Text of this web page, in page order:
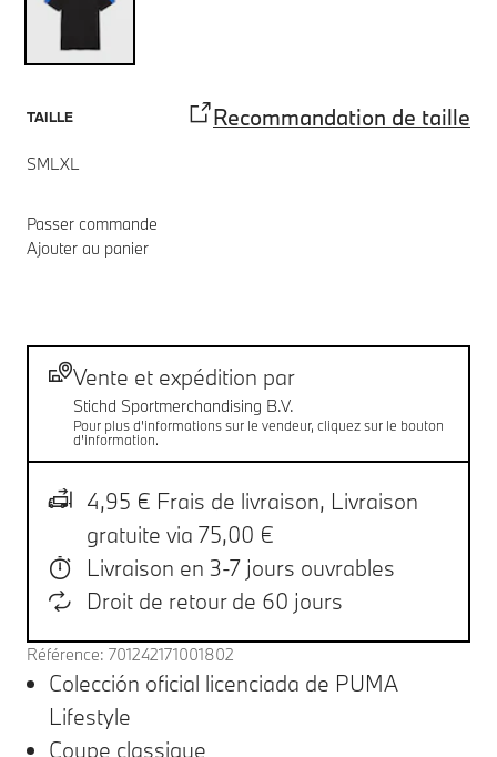
TAILLE Recommandation de taille
SMLXL
Passer commande
Ajouter au panier
Livraison
Vente et expédition par
Stichd Sportmerchandising B.V.
Pour plus d'informations sur le vendeur, cliquez sur le bouton
d'information.
4,95 € Frais de livraison, Livraison
gratuite via 75,00 €
Livraison en 3-7 jours ouvrables
Droit de retour de 60 jours
Référence: 701242171001802
Colección oficial licenciada de PUMA
Lifestyle
Coupe classique